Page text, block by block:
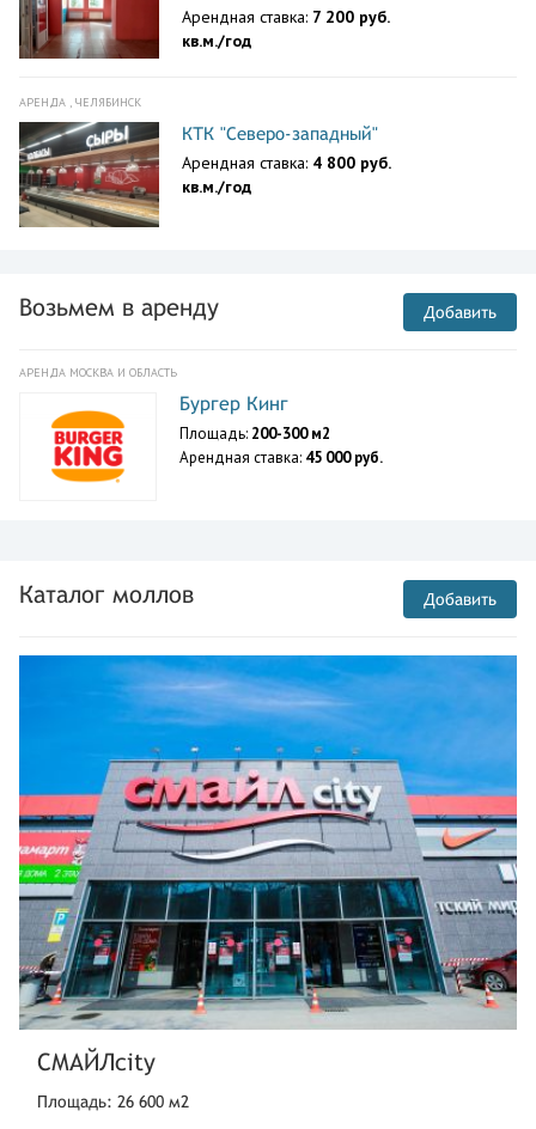
Арендная ставка: 7 200 руб.
кв.м./год
АРЕНДА , ЧЕЛЯБИНСК
КТК "Северо-западный"
Арендная ставка: 4 800 руб.
кв.м./год
Возьмем в аренду Добавить
АРЕНДА МОСКВА И ОБЛАСТЬ
Бургер Кинг
Площадь: 200-300 м2
Арендная ставка: 45 000 руб.
Каталог моллов Добавить
СМАЙЛcity
Площадь: 26 600 м2